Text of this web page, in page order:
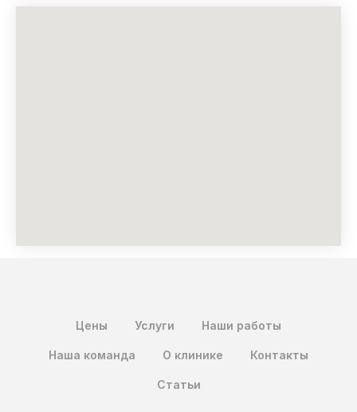
Цены Услуги Наши работы
Наша команда О клинике Контакты
Статьи